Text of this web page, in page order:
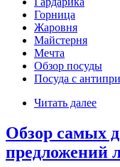
Горница
Жаровня
Майстерня
Мечта
Обзор посуды
Посуда с
Читать далее
Обзор самых
предложений